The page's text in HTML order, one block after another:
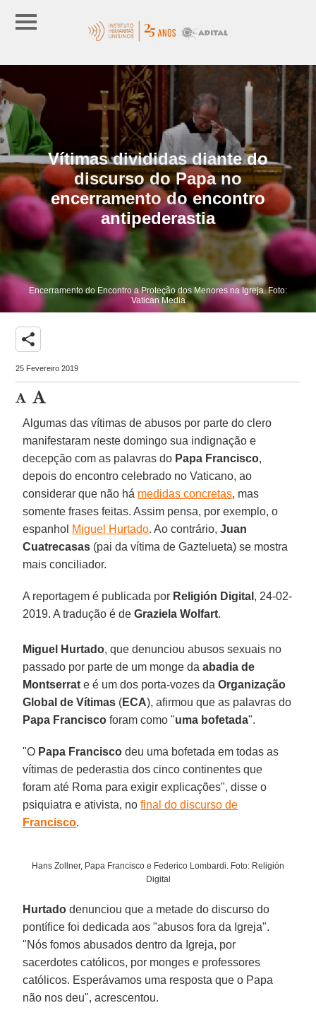
Vítimas divididas diante do
discurso do Papa no
encerramento do encontro
antipederastia
Encerramento do Encontro a Proteção dos Menores na Igreja. Foto:
Vatican Media
share
25 Fevereiro 2019
Algumas das vítimas de abusos por parte do clero
manifestaram neste domingo sua indignação e
decepção com as palavras do Papa Francisco,
depois do encontro celebrado no Vaticano, ao
considerar que não há medidas concretas, mas
somente frases feitas. Assim pensa, por exemplo, o
espanhol Miguel Hurtado. Ao contrário,Juan
Cuatrecasas (pai da vítima de Gaztelueta) se mostra
mais conciliador.
A reportagem é publicada por Religión Digital , 24-02-
2019. A tradução é deGraziela Wolfart.
Miguel Hurtado, que denunciou abusos sexuais no
passado por parte de um monge daabadia de
Montserrat e é um dos porta-vozes daOrganização
Global de Vítimas (ECA), afirmou que as palavras do
Papa Francisco foram como "uma bofetada".
"O Papa Francisco deu uma bofetada em todas as
vítimas de pederastia dos cinco continentes que
foram até Roma para exigir explicações", disse o
psiquiatra e ativista, nofinal do discurso de
Francisco.
Hans Zollner, Papa Francisco e Federico Lombardi. Foto: Religión
Digital
Hurtado denunciou que a metade do discurso do
pontífice foi dedicada aos "abusos fora da Igreja".
"Nós fomos abusados dentro da Igreja, por
sacerdotes católicos, por monges e professores
católicos. Esperávamos uma resposta que o Papa
não nos deu", acrescentou.